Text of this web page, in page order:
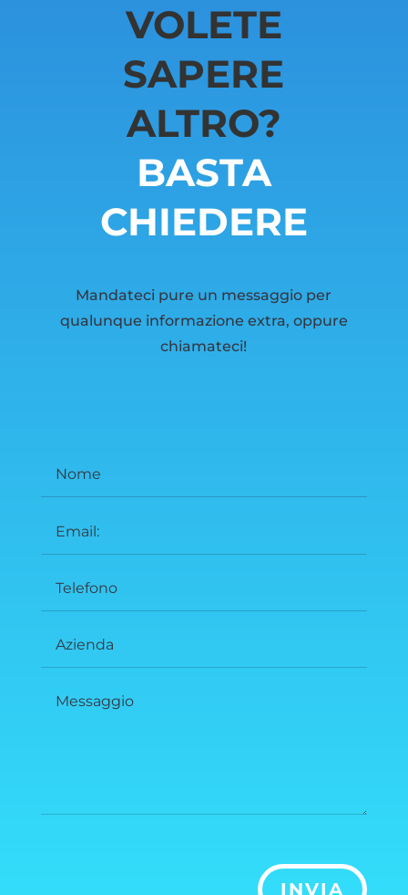
VOLETE
SAPERE
ALTRO?
BASTA
CHIEDERE
Mandateci pure un messaggio per
qualunque informazione extra, oppure
chiamateci!
INVIA